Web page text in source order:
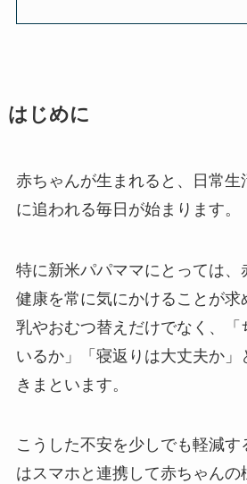
はじめに
赤ちゃんが生まれると、日常生
に追われる毎日が始まります。
特に新米パパママにとっては、
健康を常に気にかけることが求
乳やおむつ替えだけでなく、「
いるか」「寝返りは大丈夫か」
きまといます。
こうした不安を少しでも軽減
はスマホと連携して赤ちゃんの